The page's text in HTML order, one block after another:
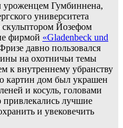
Гумбиннена,
университета
скульптором Йозефом
фирмой «Gladenbeck und
давно пользовался
на охотничьи темы
к внутреннему убранству
картин дом был украшен
и косуль, головами
лучшие
и увековечить